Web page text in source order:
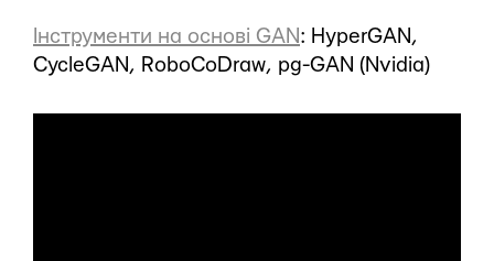
Інструменти на основі GAN: HyperGAN,
CycleGAN, RoboCoDraw, pg-GAN (Nvidia)